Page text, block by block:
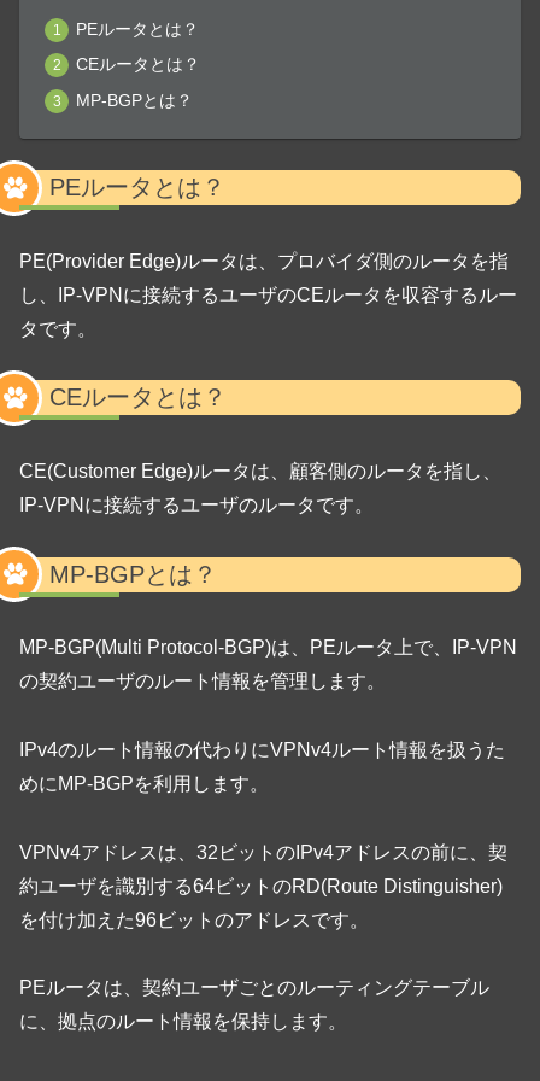
PEルータとは？
CEルータとは？
MP-BGPとは？
PEルータとは？
PE(Provider Edge)ルータは、プロバイダ側のルータを指
し、IP-VPNに接続するユーザのCEルータを収容するルー
タです。
CEルータとは？
CE(Customer Edge)ルータは、顧客側のルータを指し、
IP-VPNに接続するユーザのルータです。
MP-BGPとは？
MP-BGP(Multi Protocol-BGP)は、PEルータ上で、IP-VPN
の契約ユーザのルート情報を管理します。
IPv4のルート情報の代わりにVPNv4ルート情報を扱うた
めにMP-BGPを利用します。
VPNv4アドレスは、32ビットのIPv4アドレスの前に、契
約ユーザを識別する64ビットのRD(Route Distinguisher)
を付け加えた96ビットのアドレスです。
PEルータは、契約ユーザごとのルーティングテーブル
に、拠点のルート情報を保持します。